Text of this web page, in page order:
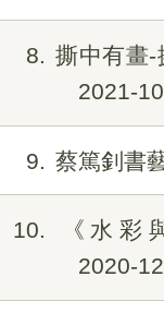
8
撕中有畫-
2021-
9 蔡篤釗書
10
《水彩
2020-